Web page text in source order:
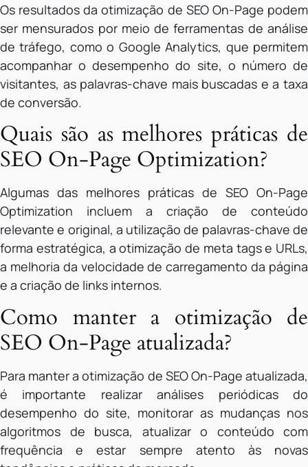
Os resultados da otimização de SEO On-Page podem
ser mensurados por meio de ferramentas de análise
de tráfego, como o Google Analytics, que permitem
acompanhar o desempenho do site, o número de
visitantes, as palavras-chave mais buscadas e a taxa
de conversão.
Quais são as melhores práticas de
SEO On-Page Optimization?
Algumas das melhores práticas de SEO On-Page
Optimization incluem a criação de conteúdo
relevante e original, a utilização de palavras-chave de
forma estratégica, a otimização de meta tags e URLs,
a melhoria da velocidade de carregamento da página
e a criação de links internos.
Como manter a otimização de
SEO On-Page atualizada?
Para manter a otimização de SEO On-Page atualizada,
é importante realizar análises periódicas do
desempenho do site, monitorar as mudanças nos
algoritmos de busca, atualizar o conteúdo com
frequência e estar sempre atento às novas